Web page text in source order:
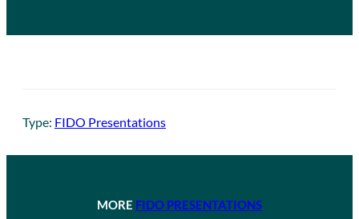
Type: FIDO Presentations
MORE FIDO PRESENTATIONS